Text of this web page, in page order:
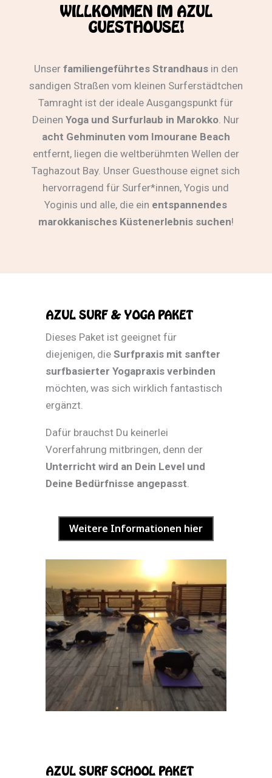
WILLKOMMEN IM AZUL
GUESTHOUSE!
Unser familiengeführtes Strandhausin den
sandigen Straßen vom kleinen Surferstädtchen
Tamraght ist der ideale Ausgangspunkt für
DeinenYoga und Surfurlaub in Marokko. Nur
acht Gehminuten vom Imourane Beach
entfernt, liegen die weltberühmten Wellen der
Taghazout Bay. Unser Guesthouse eignet sich
hervorragend für Surfer*innen, Yogis und
Yoginis und alle, die ein entspannendes
marokkanisches Küstenerlebnis suchen!
AZUL SURF & YOGA PAKET
Dieses Paket ist geeignet für
diejenigen, die Surfpraxis mit sanfter
surfbasierter Yogapraxis verbinden
möchten, was sich wirklich fantastisch
ergänzt.
Dafür brauchst Du keinerlei
Vorerfahrung mitbringen, denn der
Unterricht wird an Dein Level und
Deine Bedürfnisse angepasst.
Weitere Informationen hier
AZUL SURF SCHOOL PAKET